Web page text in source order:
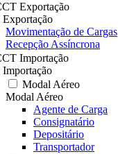
Exportação
Movimentação de Cargas
Recepção Assíncrona
Importação
Modal Aéreo
Modal Aéreo
Agente de Carga
Consignatário
Depositário
Transportador